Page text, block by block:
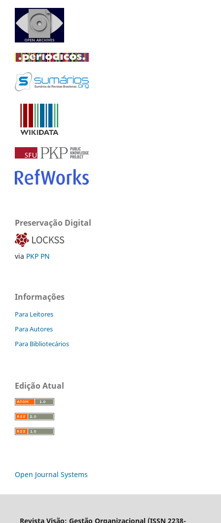
Preservação Digital
via PKP PN
Informações
Para Leitores
Para Autores
Para Bibliotecários
Edição Atual
Open Journal Systems
Revista Visão: Gestão Organizacional (ISSN 2238-